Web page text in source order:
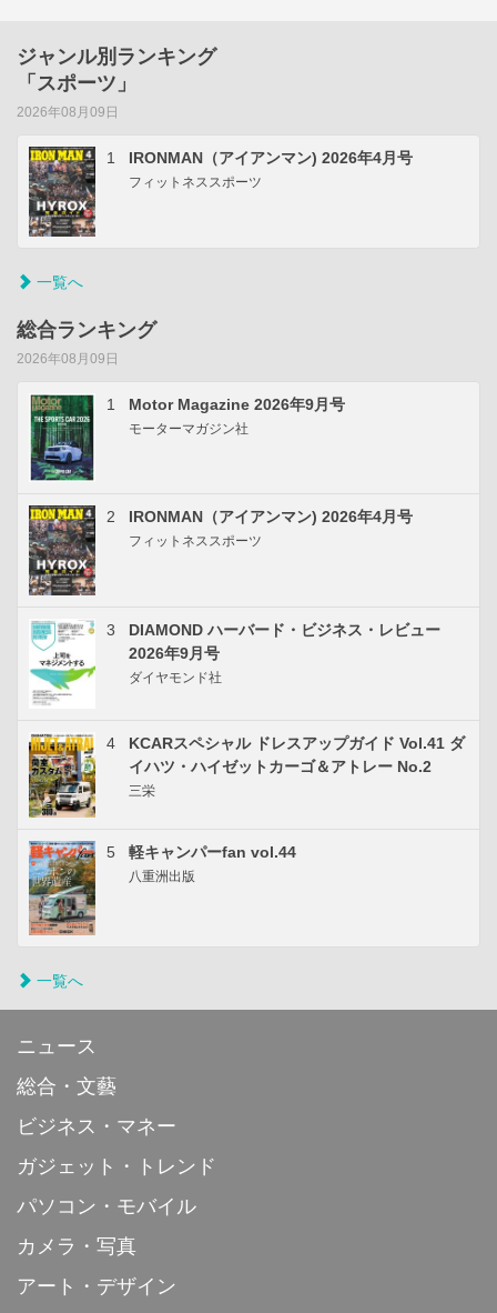
ジャンル別ランキング
「スポーツ」
2026年08月09日
1 IRONMAN（アイアンマン) 2026年4月号
フィットネススポーツ
一覧へ
総合ランキング
2026年08月09日
1 Motor Magazine 2026年9月号
モーターマガジン社
2 IRONMAN（アイアンマン) 2026年4月号
フィットネススポーツ
3
DIAMOND ハーバード・ビジネス・レビュー
2026年9月号
ダイヤモンド社
4
KCARスペシャル ドレスアップガイド Vol.41 ダ
イハツ・ハイゼットカーゴ＆アトレー No.2
三栄
5 軽キャンパーfan vol.44
八重洲出版
一覧へ
ニュース
総合・文藝
ビジネス・マネー
ガジェット・トレンド
パソコン・モバイル
カメラ・写真
アート・デザイン